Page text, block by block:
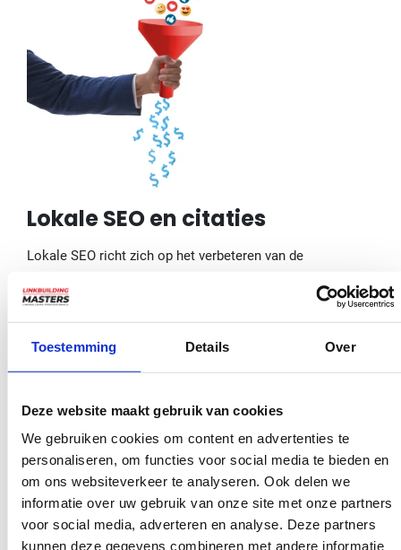
Toestemming Details Over
Deze website maakt gebruik van cookies
We gebruiken cookies om content en advertenties te
personaliseren, om functies voor social media te bieden en
om ons websiteverkeer te analyseren. Ook delen we
informatie over uw gebruik van onze site met onze partners
voor social media, adverteren en analyse. Deze partners
kunnen deze gegevens combineren met andere informatie
Lokale SEO en citaties
Lokale SEO richt zich op het verbeteren van de
zichtbaarheid van je bedrijf in zoekopdrachten die lokaal
relevant zijn. Het optimaliseren van citaties en je Google
Het optimaliseren voor lokale
zoekopdrachten
Bij het optimaliseren voor lokale zoekopdrachten is het
doel om jouw bedrijf hoog in de lokale zoekresultaten te
krijgen. Dit kan door je aan te melden bij lokale
bedrijvengidsen en websites zoals Google Mijn Bedrijf en